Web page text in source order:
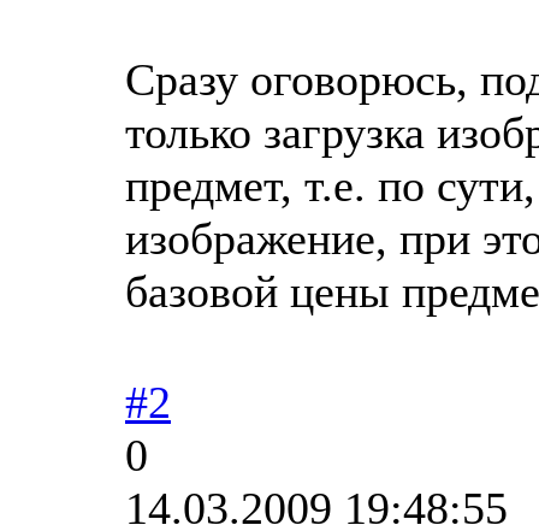
Сразу оговорюсь,
только загрузка
предмет, т.е. по
изображение, при
базовой цены
#2
0
14.03.2009 19:48:55